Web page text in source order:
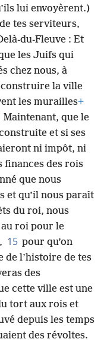
lui envoyèrent.)
tes serviteurs,
du-Fleuve : Et
les Juifs qui
chez nous, à
la ville
les murailles+
Maintenant, que le
et si ses
ni impôt, ni
finances des rois
que nous
et qu’il nous paraît
du roi, nous
roi pour le
15 pour qu’on
de l’histoire de tes
des
cette ville est une
tort aux rois et
depuis les temps
des révoltes.